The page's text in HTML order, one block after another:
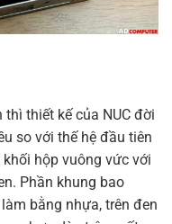
thiết kế của NUC đời
so với thế hệ đầu tiên
hộp vuông vức với
Phần khung bao
bằng nhựa, trên đen